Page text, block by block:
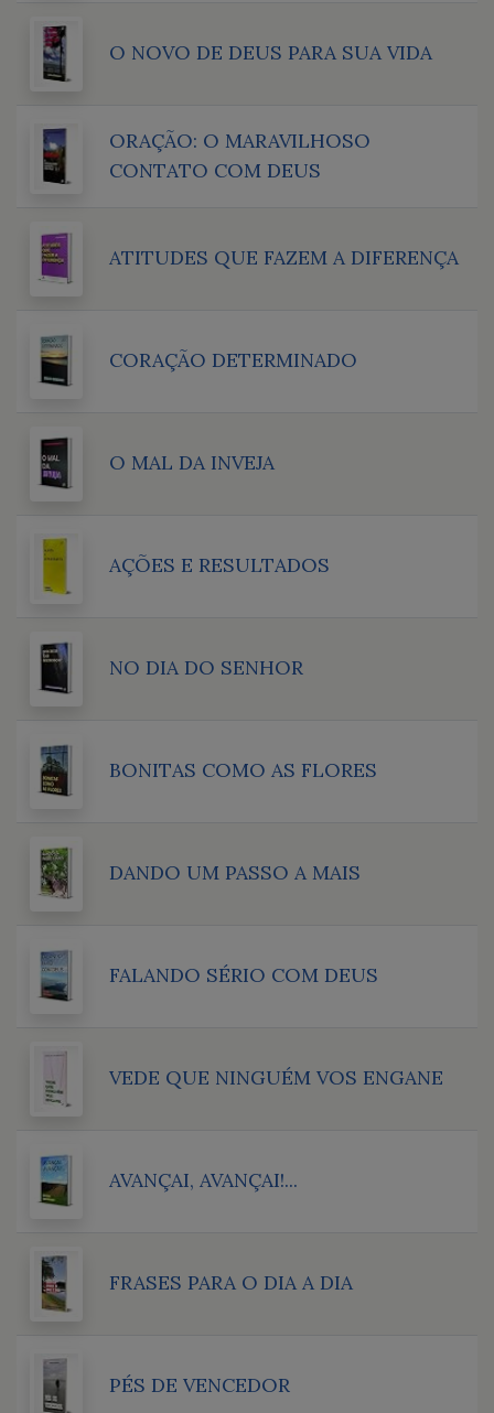
O NOVO DE DEUS PARA SUA VIDA
ORAÇÃO: O MARAVILHOSO
CONTATO COM DEUS
ATITUDES QUE FAZEM A DIFERENÇA
CORAÇÃO DETERMINADO
O MAL DA INVEJA
AÇÕES E RESULTADOS
NO DIA DO SENHOR
BONITAS COMO AS FLORES
DANDO UM PASSO A MAIS
FALANDO SÉRIO COM DEUS
VEDE QUE NINGUÉM VOS ENGANE
AVANÇAI, AVANÇAI!...
FRASES PARA O DIA A DIA
PÉS DE VENCEDOR